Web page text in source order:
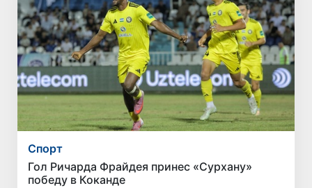
Спорт
Гол Ричарда Фрайдея принес «Сурхану»
победу в Коканде